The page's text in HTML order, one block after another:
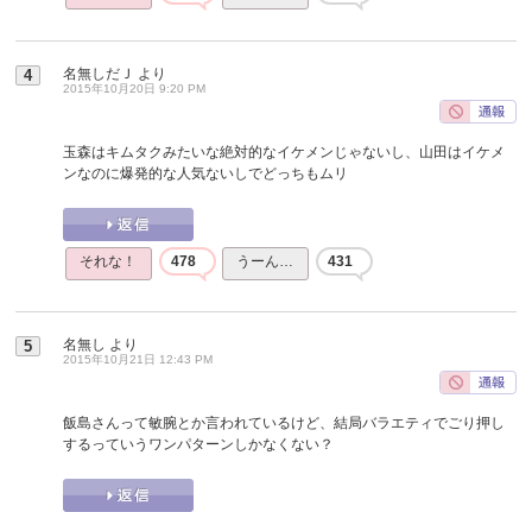
4 名無しだＪ より
2015年10月20日 9:20 PM
玉森はキムタクみたいな絶対的なイケメンじゃないし、山田はイケメ
ンなのに爆発的な人気ないしでどっちもムリ
それな！ 478 うーん… 431
5 名無し より
2015年10月21日 12:43 PM
飯島さんって敏腕とか言われているけど、結局バラエティでごり押し
するっていうワンパターンしかなくない？